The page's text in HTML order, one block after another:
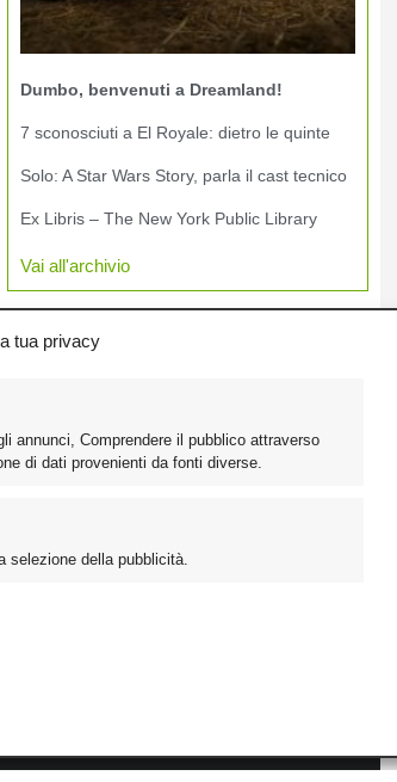
tua privacy
annunci, Comprendere il pubblico attraverso
di dati provenienti da fonti diverse.
selezione della pubblicità.
Dumbo, benvenuti a Dreamland!
7 sconosciuti a El Royale: dietro le quinte
Solo: A Star Wars Story, parla il cast tecnico
Ex Libris – The New York Public Library
Vai all'archivio